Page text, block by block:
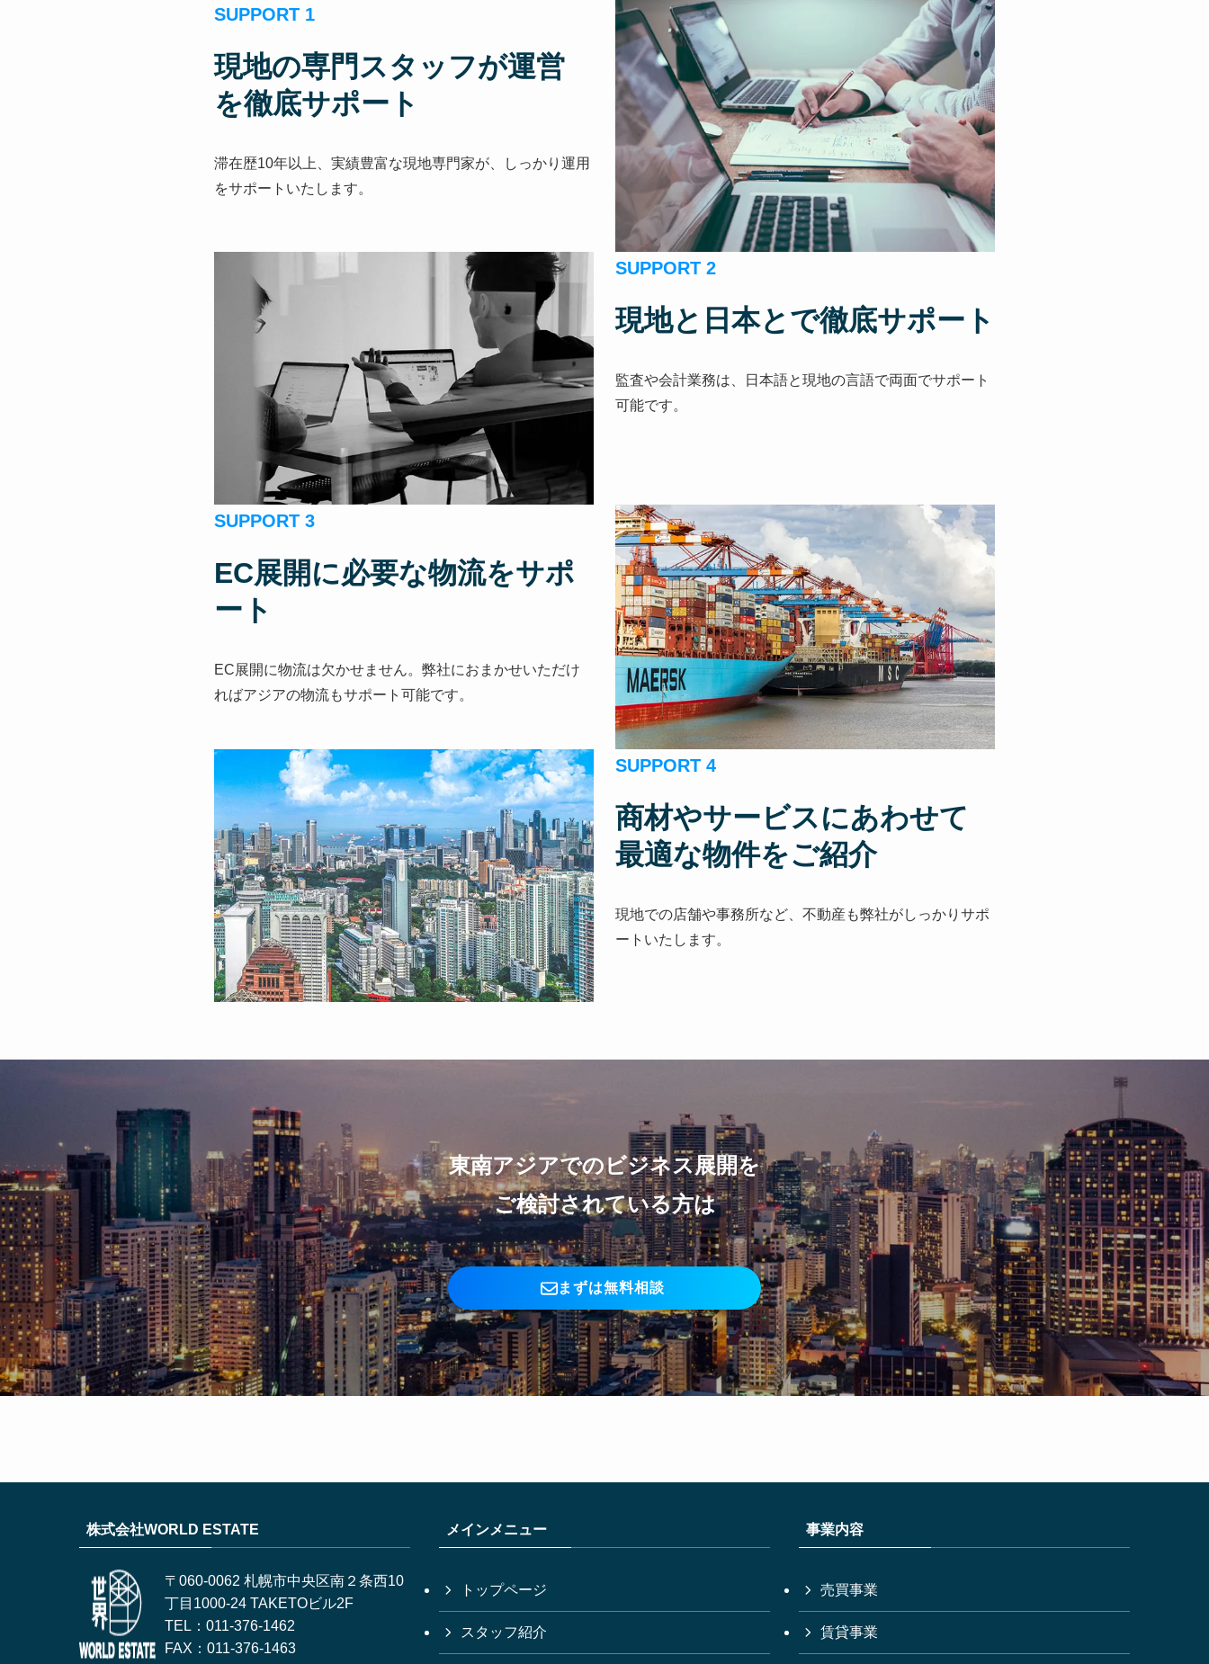
SUPPORT 1
現地の専門スタッフが運営
を徹底サポート
滞在歴10年以上、実績豊富な現地専門家が、しっかり運用
をサポートいたします。
SUPPORT 2
現地と日本とで徹底サポート
監査や会計業務は、日本語と現地の言語で両面でサポート
可能です。
SUPPORT 3
EC展開に必要な物流をサポ
ート
EC展開に物流は欠かせません。弊社におまかせいただけ
ればアジアの物流もサポート可能です。
SUPPORT 4
商材やサービスにあわせて
最適な物件をご紹介
現地での店舗や事務所など、不動産も弊社がしっかりサポ
ートいたします。
東南アジアでのビジネス展開を
ご検討されている方は
まずは無料相談
株式会社WORLD ESTATE
〒060-0062 札幌市中央区南２条西10
丁目1000-24 TAKETOビル2F
TEL：011-376-1462
FAX：011-376-1463
メインメニュー
トップページ
スタッフ紹介
事業内容
売買事業
賃貸事業